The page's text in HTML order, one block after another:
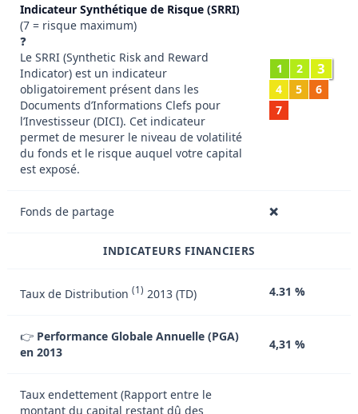
Indicateur Synthétique de Risque (SRRI)
(7 = risque maximum)
❓
Le SRRI (Synthetic Risk and Reward
Indicator) est un indicateur
obligatoirement présent dans les
Documents d’Informations Clefs pour
l’Investisseur (DICI). Cet indicateur
permet de mesurer le niveau de volatilité
du fonds et le risque auquel votre capital
est exposé.
1 2 3
4 5
6
7
Fonds de partage ❌
INDICATEURS FINANCIERS
Taux de Distribution (1) 2013 (TD) 4.31 %
👉 Performance Globale Annuelle (PGA)
en 2013
4,31 %
Taux endettement (Rapport entre le
montant du capital restant dû des